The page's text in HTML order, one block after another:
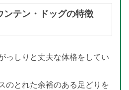
ンテン・ドッグの特徴
っしりと丈夫な体格をしてい
のとれた余裕のある足どりを